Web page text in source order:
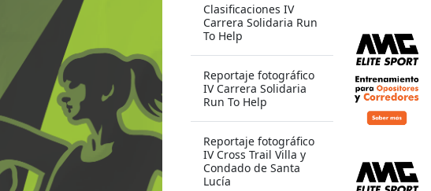
Clasificaciones IV
Carrera Solidaria Run
To Help
Reportaje fotográfico
IV Carrera Solidaria
Run To Help
Reportaje fotográfico
IV Cross Trail Villa y
Condado de Santa
Lucía